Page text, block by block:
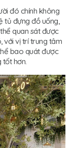
đó chính không
tủ đựng đồ uống,
quan sát được
với vị trí trung tâm
bao quát được
tốt hơn.